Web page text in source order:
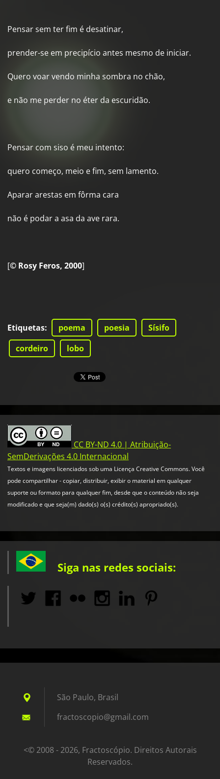
Pensar sem ter fim é desatinar,
prender-se em precipício antes mesmo de iniciar.
Quero voar vendo minha sombra no chão,
e não me perder no éter da escuridão.
Pensar com siso é meu intento:
quero começo, meio e fim, sem lamento.
Aparar arestas em fôrma cara
não é podar a asa da ave rara.
[© Rosy Feros, 2000]
Etiquetas: poema poesia
Sísifo
cordeiro
lobo
CC BY-ND 4.0 | Atribuição-
SemDerivações 4.0 Internacional
Textos e imagens licenciados sob uma Licença Creative Commons. Você
pode compartilhar - copiar, distribuir, exibir o material em qualquer
suporte ou formato para qualquer fim, desde que o conteúdo não seja
modificado e que seja(m) dado(s) o(s) crédito(s) apropriado(s).
Siga nas redes sociais:
São Paulo, Brasil
fractoscopio@gmail.com
<© 2008 - 2026, Fractoscópio. Direitos Autorais
Reservados.